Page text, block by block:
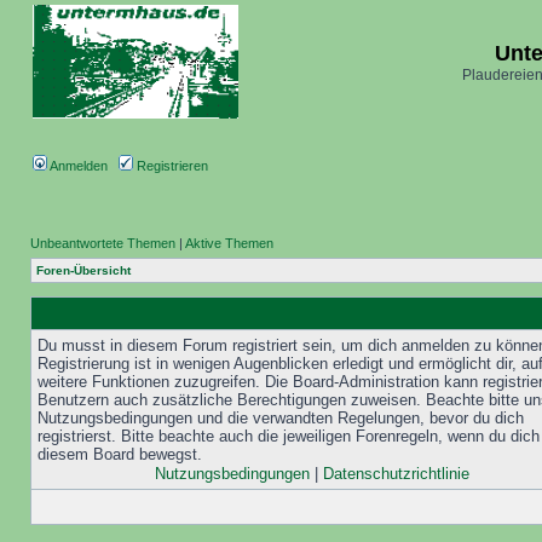
Anmelden Registrieren
Unbeantwortete Themen | Aktive Themen
Foren-Übersicht
Du musst in diesem Forum registriert sein, um dich anmelden zu
Registrierung ist in wenigen Augenblicken erledigt und ermöglicht dir, auf
weitere Funktionen zuzugreifen. Die Board-Administration kann
Benutzern auch zusätzliche Berechtigungen zuweisen. Beachte bitte
Nutzungsbedingungen und die verwandten Regelungen, bevor du dich
registrierst. Bitte beachte auch die jeweiligen Forenregeln, wenn du
diesem Board bewegst.
Nutzungsbedingungen| Datenschutzrichtlinie